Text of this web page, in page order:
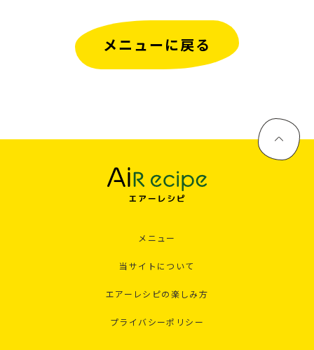
メニューに戻る
メニュー
当サイトについて
エアーレシピの楽しみ方
プライバシーポリシー